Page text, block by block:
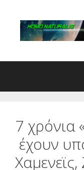
περιεχόμενο
7 χρόνια
έχουν